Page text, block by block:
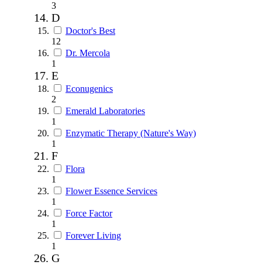
3
D
Doctor's Best
12
Dr. Mercola
1
E
Econugenics
2
Emerald Laboratories
1
Enzymatic Therapy (Nature's Way)
1
F
Flora
1
Flower Essence Services
1
Force Factor
1
Forever Living
1
G